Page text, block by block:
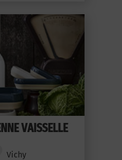
VAISSELLE
Vichy